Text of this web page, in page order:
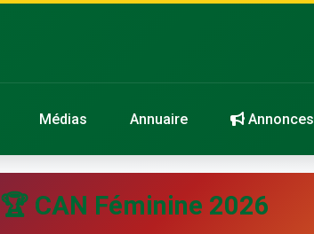
Médias Annuaire Annonces
🏆 CAN Féminine 2026